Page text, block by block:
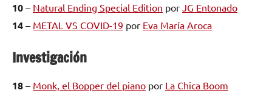
10 – Natural Ending Special Edition por JG Entonado
14 – METAL VS COVID-19 por Eva María Aroca
Investigación
18 – Monk, el Bopper del piano por La Chica Boom